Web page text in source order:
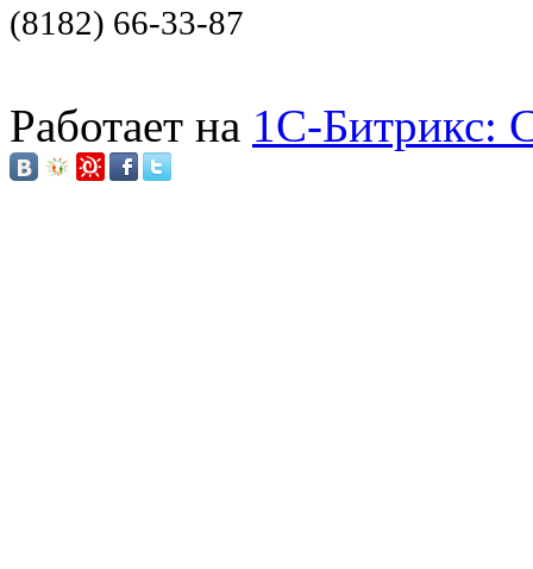
(8182) 66-33-87
Работает на 1C-Битрикс: